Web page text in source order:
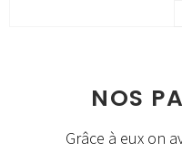
NOS
Grâce à eux on